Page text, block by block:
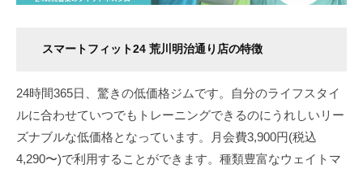
スマートフィット24 荒川明治通り店の特徴
24時間365日、驚きの低価格ジムです。自分のライフスタイ
ルに合わせていつでもトレーニングできるのにうれしいリー
ズナブルな低価格となっています。月会費3,900円(税込
4,290〜)で利用することができます。種類豊富なウェイトマ